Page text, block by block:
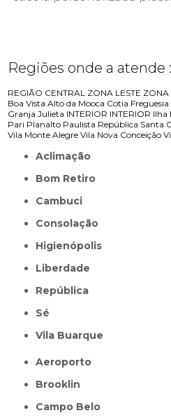
Regiões onde a atende :
REGIÃO CENTRAL ZONA LESTE ZONA
Boa Vista Alto da Mooca Cotia Freguesia
Granja Julieta INTERIOR INTERIOR Ilha
Pari Planalto Paulista República Santa
Vila Monte Alegre Vila Nova Conceição
Aclimação
Bom Retiro
Cambuci
Consolação
Higienópolis
Liberdade
República
Sé
Vila Buarque
Aeroporto
Brooklin
Campo Belo